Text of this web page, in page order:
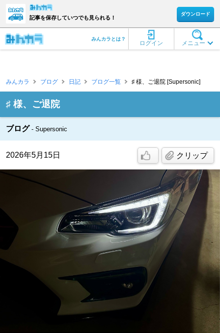
記事を保存していつでも見られる！
ダウンロード
メニュー
ログイン
みんカラとは？
みんカラ ブログ 日記 ブログ一覧 ♯ 様、ご退院 [Supersonic]
♯ 様、ご退院
ブログ Supersonic
2026年5月15日 クリップ